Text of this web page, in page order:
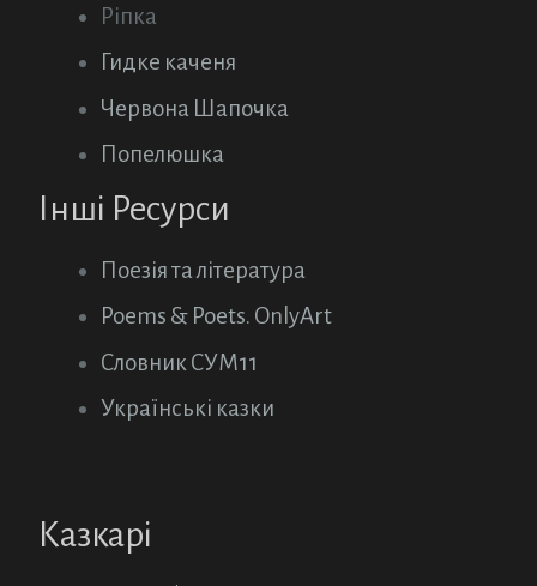
Ріпка
Гидке каченя
Червона Шапочка
Попелюшка
Інші Ресурси
Поезія та література
Poems & Poets. OnlyArt
Словник СУМ11
Українські казки
Казкарі